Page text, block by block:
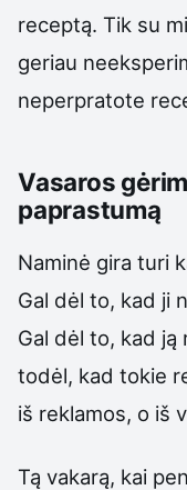
receptą. Tik su
geriau
neperpratote
Vasaros
paprastumą
Naminė gira turi
Gal dėl to, kad ji
Gal dėl to, kad ją
todėl, kad tokie
iš reklamos, o iš
Tą vakarą, kai